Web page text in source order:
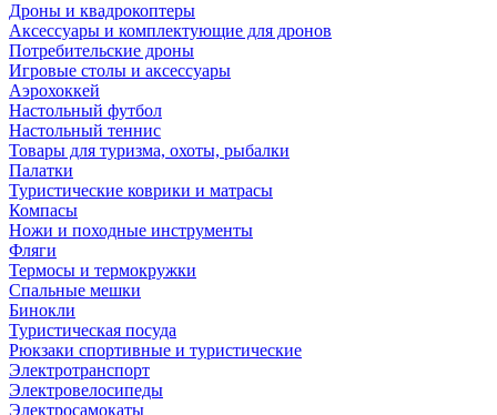
Дроны и квадрокоптеры
Аксессуары и комплектующие для дронов
Потребительские дроны
Игровые столы и аксессуары
Аэрохоккей
Настольный футбол
Настольный теннис
Товары для туризма, охоты, рыбалки
Палатки
Туристические коврики и матрасы
Компасы
Ножи и походные инструменты
Фляги
Термосы и термокружки
Спальные мешки
Бинокли
Туристическая посуда
Рюкзаки спортивные и туристические
Электротранспорт
Электровелосипеды
Электросамокаты